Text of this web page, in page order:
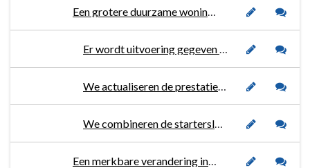
Een grotere duurzame woningvoorraad die is afgestemd op de behoeften en ingevuld wordt.
Er wordt uitvoering gegeven aan de Woonvisie 2020 en woningbouwprogrammering. We sturen op de realisatie van woningen.
We actualiseren de prestatieafspraken met de woningbouwcorporaties.
We combineren de starterslening en stimuleringslening ter ondersteuning van de doelstellingen uit de Woonvisie en onderzoeken of duurzaamheidsleningen mogelijk zijn.
Een merkbare verandering in de ruimtelijke inrichting van de gemeente en een gebied waar het goed toeven is.